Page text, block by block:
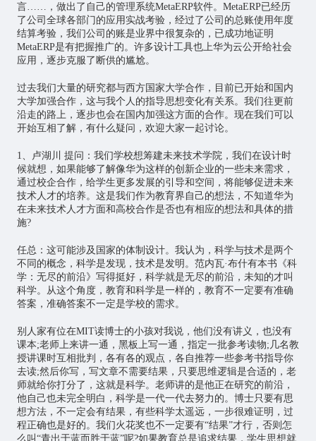
言……，做出了自己的管理系统MetaERP软件。MetaERP已经历
了公司全球各部门的应用实战考验，经过了公司的总账使用年度
结算考验，我们公司的账是业界中很复杂的，已成功地证明
MetaERP是有把握推广的。许多设计工具也上华为云公开给社会
应用，逐步克服了断供的尴尬。
过去我们大量的研究都与西方国家大学合作，目前已开始和国内
大学加强合作，这与我个人的指导思想变化有关系。我们往更前
沿走的路上，逐步也会在国内加强这方面的合作。现在我们可以
开始互相了解，有什么疑问，欢迎大家一起讨论。
1、卢湖川 提问：我们学校想筹建未来技术学院，我们在设计时
候就想，如果能够了解像华为这样的创新企业的一些未来需求，
通过校企合作，给学生更多发展的引导和空间，将能够促进未来
技术人才的培养。这是我们作为教育界自己的想法，不知道华为
在未来技术人才方面和高校合作是否也有相应的想法和具体的措
施?
任总：这可能涉及国家的体制设计。我认为，科学与技术是两个
不同的概念，科学是发现，技术是发明。范内瓦·布什有本书《科
学：无尽的前沿》写得挺好，科学就是无尽的前沿，未知的才叫
科学。从这个角度，教育和科学是一样的，教育不一定要有准确
答案，准确答案不一定是学校的需求。
别人家有位在MIT读博士的小孩对我说，他们没有讲义，也没有
课本;老师上来讲一通，黑板上写一通，指定一批参考读物;几名教
授讲课时互相批判，各有各的观点，各自推荐一些参考书指导你
去读;然后你写，写文章不需要结果，只要思维逻辑是合适的，老
师就给你打分了，这就是科学。老师讲的是他正在研究的前沿，
他自己也未完全明白，科学是一代一代去努力的。博士只要有思
想方法，不一定会有结果，有些科学太遥远，一步很难证明，过
程正确也是好的。我们火花奖也不一定要有“结果”才行，否则怎
么叫“青出于蓝而胜于蓝”呢?如果教育总是追求结果，学生思想就